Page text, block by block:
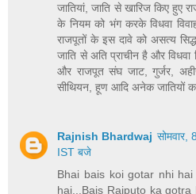
जातियां, जाति से खारिज किए हुए
के नियम को भंग करके विधवा
राजपूतों के इस दावे को असत्य
जाति से अति प्राचीन है और विधवा
और राजपूत संघ जाट, गुर्जर,
सीथियन, हूण आदि अनेक जातियों
Rajnish Bhardwaj
IST बजे
Bhai bais koi gotar nhi
hai...Bais Rajputo ka